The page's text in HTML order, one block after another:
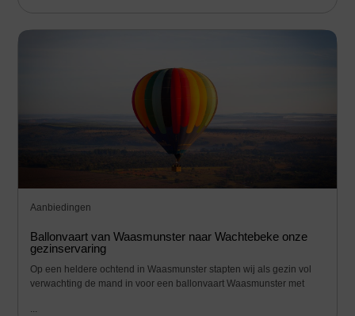
Aanbiedingen
Ballonvaart van Waasmunster naar Wachtebeke onze
gezinservaring
Op een heldere ochtend in Waasmunster stapten wij als gezin vol
verwachting de mand in voor een ballonvaart Waasmunster met
...